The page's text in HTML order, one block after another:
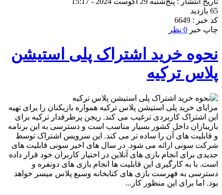
65 بازدید
کد خبر : 6649
چاپ خبر 0 نظر
نحوه خرید اشتراک پلی استیشن
پلاس ترکیه
مزایای خرید پلی استیشن پلاس ترکیه همواره بازیکنان را برای تهیه
این اشتراک کاربردی ترغیب می کند. ریجن پرطرفدار ترکیه برای
بازیبازان داخل کشور بسیار مناسب است و دسترسی به این برنامه
و قابلیت های آن را ساده تر می کند. این سرویس اشتراک توسط
شرکت سونی ارائه می شود. در سال های اخیر سونی قابلیت های
جدیدی برای انجام بازی های آنلاین در اختیار کاربران خود قرار داده
است. با به کارگیری این قابلیت ها انجام بازی های دونفره و
دسترسی به فهرست بازی های کتابخانه وسیع پلاس میسر خواهد
بود. اما برای این منظور کار...